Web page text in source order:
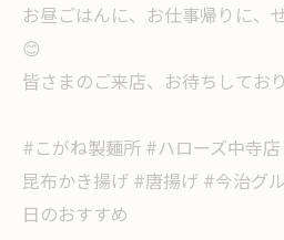
お昼ごはんに、お仕事帰りに、
😊
皆さまのご来店、お待ちしてお
#こがね製麺所 #ハローズ中寺
昆布かき揚げ #唐揚げ #今治グ
日のおすすめ